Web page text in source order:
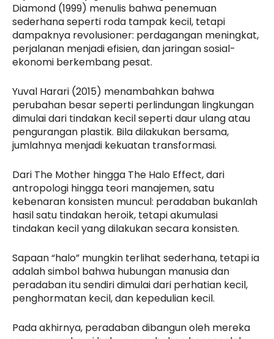
Diamond (1999) menulis bahwa penemuan
sederhana seperti roda tampak kecil, tetapi
dampaknya revolusioner: perdagangan meningkat,
perjalanan menjadi efisien, dan jaringan sosial-
ekonomi berkembang pesat.
Yuval Harari (2015) menambahkan bahwa
perubahan besar seperti perlindungan lingkungan
dimulai dari tindakan kecil seperti daur ulang atau
pengurangan plastik. Bila dilakukan bersama,
jumlahnya menjadi kekuatan transformasi.
Dari The Mother hingga The Halo Effect, dari
antropologi hingga teori manajemen, satu
kebenaran konsisten muncul: peradaban bukanlah
hasil satu tindakan heroik, tetapi akumulasi
tindakan kecil yang dilakukan secara konsisten.
Sapaan “halo” mungkin terlihat sederhana, tetapi ia
adalah simbol bahwa hubungan manusia dan
peradaban itu sendiri dimulai dari perhatian kecil,
penghormatan kecil, dan kepedulian kecil.
Pada akhirnya, peradaban dibangun oleh mereka